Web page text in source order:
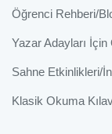
Öğrenci Rehberi/
Yazar Adayları İçin
Sahne Etkinlikleri/
Klasik Okuma